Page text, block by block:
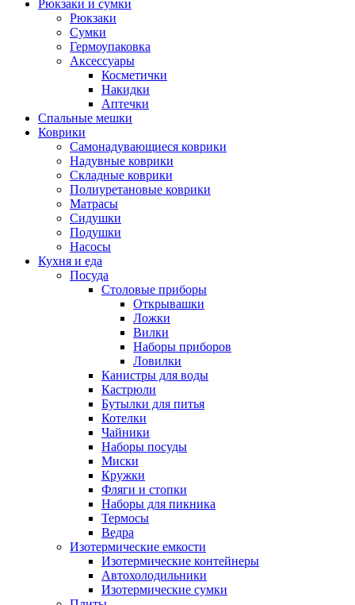
Рюкзаки и сумки
Рюкзаки
Сумки
Гермоупаковка
Аксессуары
Косметички
Накидки
Аптечки
Спальные мешки
Коврики
Самонадувающиеся коврики
Надувные коврики
Складные коврики
Полиуретановые коврики
Матрасы
Сидушки
Подушки
Насосы
Кухня и еда
Посуда
Столовые приборы
Открывашки
Ложки
Вилки
Наборы приборов
Ловилки
Канистры для воды
Кастрюли
Бутылки для питья
Котелки
Чайники
Наборы посуды
Миски
Кружки
Фляги и стопки
Наборы для пикника
Термосы
Ведра
Изотермические емкости
Изотермические контейнеры
Автохолодильники
Изотермические сумки